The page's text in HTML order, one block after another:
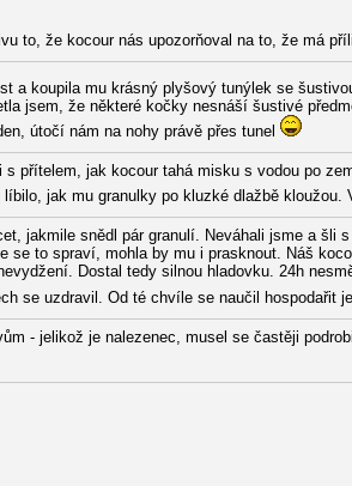
to, že kocour nás upozorňoval na to, že má
a koupila mu krásný plyšový tunýlek se
jsem, že některé kočky nesnáší šustivé
útočí nám na nohy právě přes tunel
přítelem, jak kocour tahá misku s vodou po
jak mu granulky po kluzké dlažbě kloužou.
jakmile snědl pár granulí. Neváhali jsme a šli
se to spraví, mohla by mu i prasknout. Náš
Dostal tedy silnou hladovku. 24h
se uzdravil. Od té chvíle se naučil hospodařit
- jelikož je nalezenec, musel se častěji